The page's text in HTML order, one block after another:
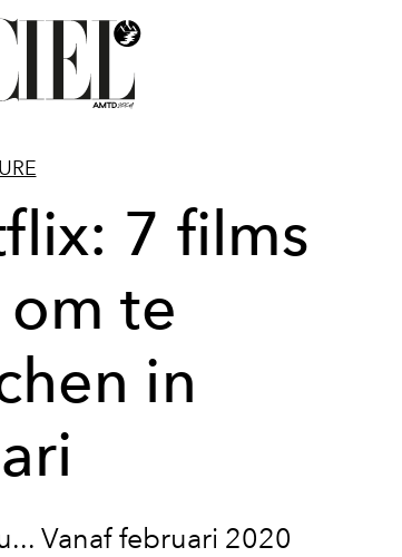
7 films
om te
in
Vanaf februari 2020